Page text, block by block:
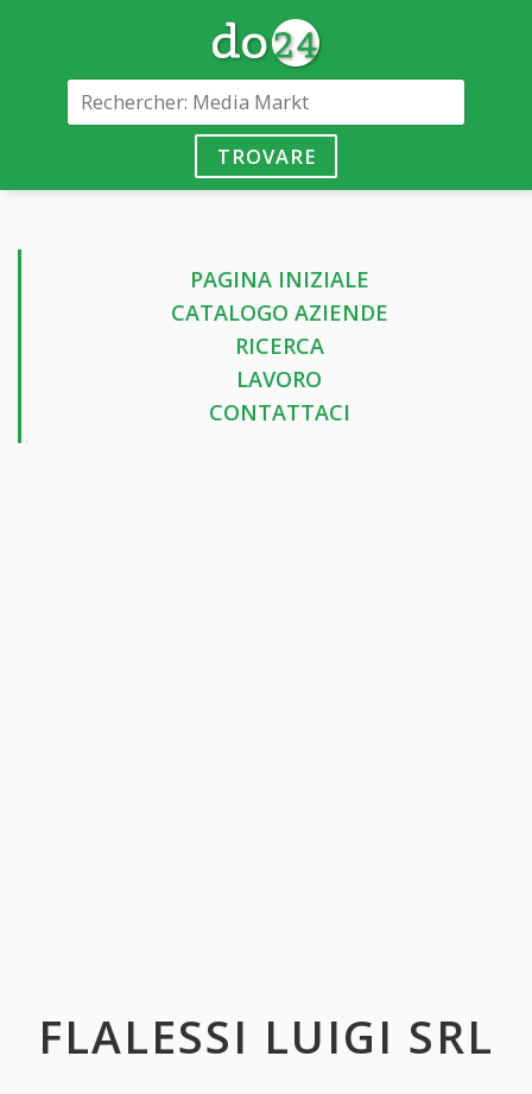
TROVARE
PAGINA INIZIALE
CATALOGO AZIENDE
RICERCA
LAVORO
CONTATTACI
FLALESSI LUIGI SRL